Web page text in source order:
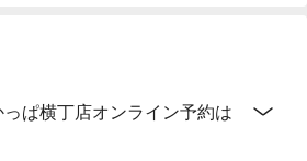
ぱ横丁店オンライン予約は